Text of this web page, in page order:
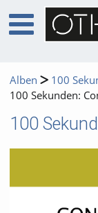
Alben
100
100 Sekunden: